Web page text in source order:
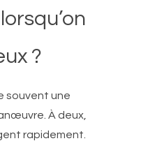
?
souvent une
À deux,
rapidement.